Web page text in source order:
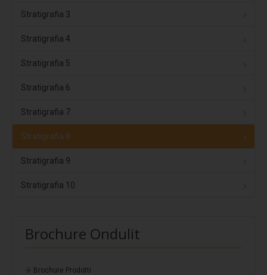
Ventilcover
Smart Drain
Stratigrafia 2
Stratigrafia 3
Stratigrafia 4
Stratigrafia 5
Stratigrafia 9
Stratigrafia 3
Stratigrafia 4
Stratigrafia 5
Stratigrafia 6
Stratigrafia 7
Stratigrafia 8
Stratigrafia 9
Stratigrafia 10
Brochure Ondulit
Brochure Prodotti